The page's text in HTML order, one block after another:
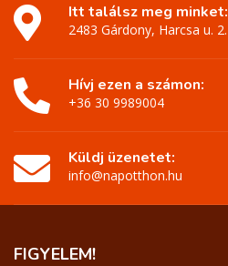
Itt találsz meg minket:
2483 Gárdony, Harcsa u. 2.
Hívj ezen a számon:
+36 30 9989004
Küldj üzenetet:
info@napotthon.hu
FIGYELEM!